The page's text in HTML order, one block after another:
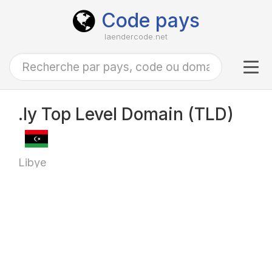
Code pays
laendercode.net
.ly Top Level Domain (TLD)
Libye